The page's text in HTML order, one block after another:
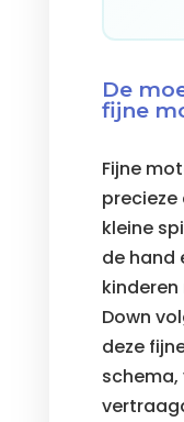
De
fijne
Fijne
kleine
de hand
Down
deze